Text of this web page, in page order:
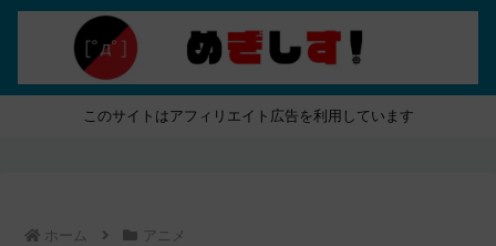
このサイトはアフィリエイト広告を利用しています
ホーム アニメ